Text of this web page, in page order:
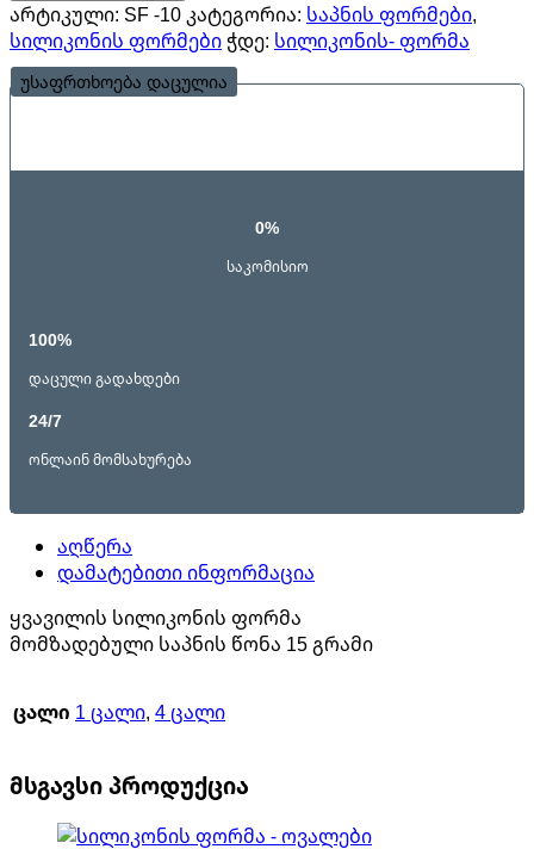
არტიკული: SF -10კატეგორია: საპნის ფორმები,
სილიკონის ფორმებიჭდე: სილიკონის- ფორმა
უსაფრთხოება დაცულია
0%
საკომისიო
100%
დაცული გადახდები
24/7
ონლაინ მომსახურება
აღწერა
დამატებითი ინფორმაცია
ყვავილის სილიკონის ფორმა
მომზადებული საპნის წონა 15 გრამი
ცალი 1 ცალი, 4 ცალი
მსგავსი პროდუქცია